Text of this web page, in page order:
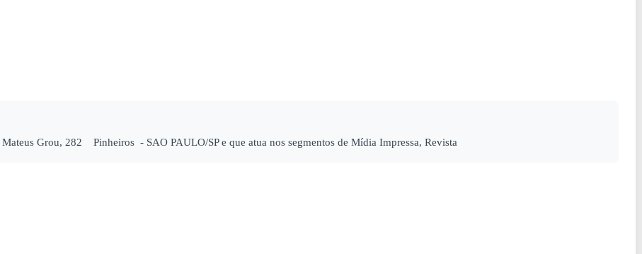
Grou, 282 Pinheiros - SAO PAULO/SP e que atua nos segmentos de Mídia Impressa, Revista